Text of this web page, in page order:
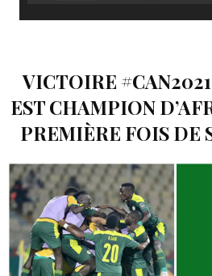
VICTOIRE
EST CHAMPION
PREMIÈRE FOIS DE